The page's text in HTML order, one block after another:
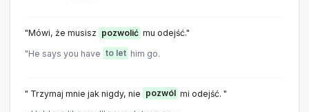
"Mówi, że musisz pozwolić mu odejść."
"He says you have to let him go.
" Trzymaj mnie jak nigdy, nie pozwól mi odejść. "